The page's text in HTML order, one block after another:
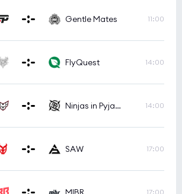
Gentle Mates 11:00
FlyQuest 14:00
Ninjas in Pyjamas 14:00
SAW 17:00
17:00